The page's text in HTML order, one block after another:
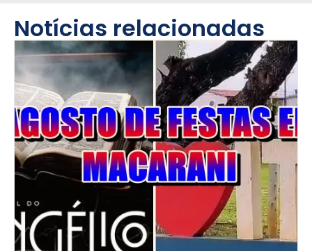
Notícias relacionadas